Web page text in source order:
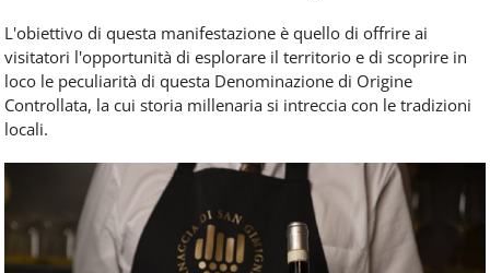
L'obiettivo di questa manifestazione è quello di offrire ai
visitatori l'opportunità di esplorare il territorio e di scoprire in
loco le peculiarità di questa Denominazione di Origine
Controllata, la cui storia millenaria si intreccia con le tradizioni
locali.